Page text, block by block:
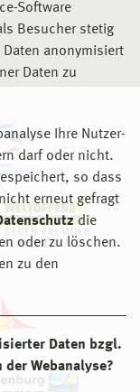
Software
Besucher stetig
anonymisiert
Daten zu
Ihre Nutzer-
darf oder nicht.
so dass
erneut gefragt
die
oder zu löschen.
zu den
Daten bzgl.
Webanalyse?